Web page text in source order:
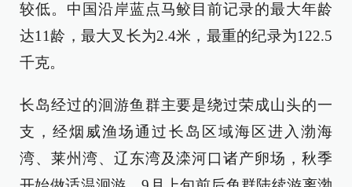
较低。中国沿岸蓝点马鲛目前记录的最大年龄
达11龄，最大叉长为2.4米，最重的纪录为122.5
千克。
长岛经过的洄游鱼群主要是绕过荣成山头的一
支，经烟威渔场通过长岛区域海区进入渤海
湾、莱州湾、辽东湾及滦河口诸产卵场，秋季